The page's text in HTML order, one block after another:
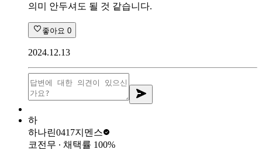
의미 안두셔도 될 것 같습니다.
좋아요 0
2024.12.13
하
하나린0417지멘스
코전무 ∙ 채택률 100%